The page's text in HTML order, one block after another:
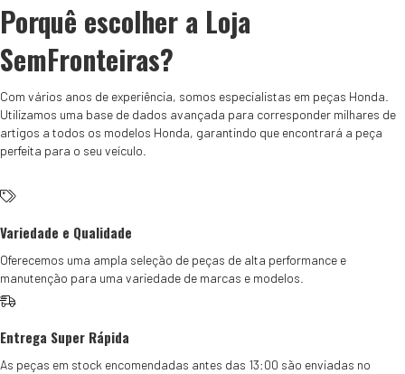
Porquê escolher a Loja
SemFronteiras?
Com vários anos de experiência, somos especialistas em peças Honda.
Utilizamos uma base de dados avançada para corresponder milhares de
artigos a todos os modelos Honda, garantindo que encontrará a peça
perfeita para o seu veículo.
Variedade e Qualidade
Oferecemos uma ampla seleção de peças de alta performance e
manutenção para uma variedade de marcas e modelos.
Entrega Super Rápida
As peças em stock encomendadas antes das 13:00 são enviadas no